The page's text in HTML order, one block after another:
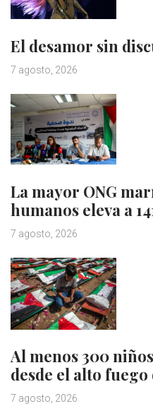
El desamor sin
7 agosto, 2026
La mayor ONG
humanos eleva a
7 agosto, 2026
Al menos 300
desde el alto
7 agosto, 2026